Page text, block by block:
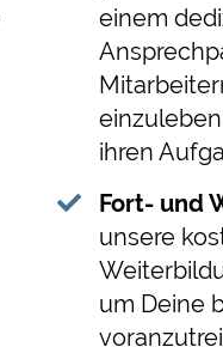
einem
ihren
Fort- und
unsere
um Deine